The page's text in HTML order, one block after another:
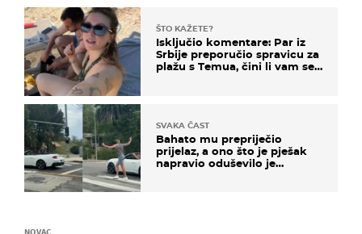
ŠTO KAŽETE?
Isključio komentare: Par iz
Srbije preporučio spravicu za
plažu s Temua, čini li vam se
SVAKA ČAST
Bahato mu prepriječio
prijelaz, a ono što je pješak
napravio oduševilo je
NOVAC